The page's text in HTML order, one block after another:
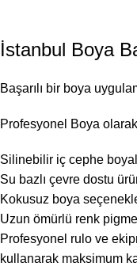
İstanbul Boya
Başarılı bir boya
Profesyonel Boya
Silinebilir iç cephe
Su bazlı çevre dostu
Kokusuz boya
Uzun ömürlü renk
Profesyonel rulo ve
kullanarak maksimum